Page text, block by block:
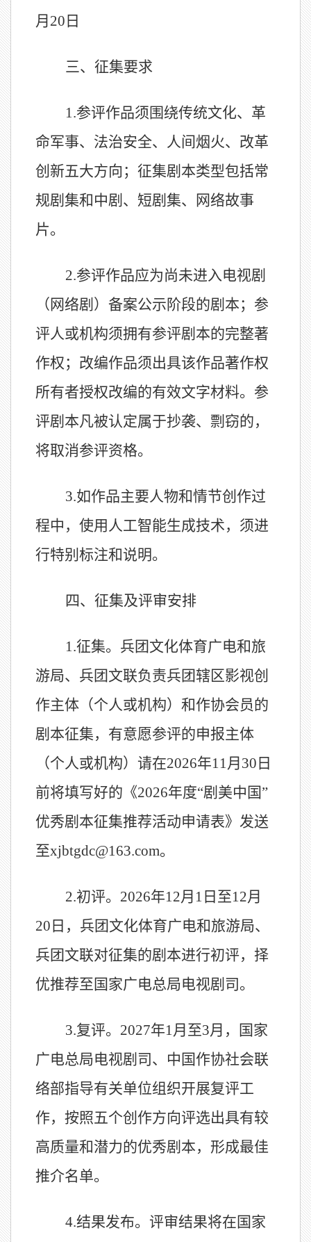
月 20 日
三、征集要求
1.参评作品须围绕传统文化、革
命军事、法治安全、人间烟火、改革
创新五大方向；征集剧本类型包括常
规剧集和中剧、短剧集、网络故事
片。
2.参评作品应为尚未进入电视剧
（网络剧）备案公示阶段的剧本；参
评人或机构须拥有参评剧本的完整著
作权；改编作品须出具该作品著作权
所有者授权改编的有效文字材料。参
评剧本凡被认定属于抄袭、剽窃的，
将取消参评资格。
3.如作品主要人物和情节创作过
程中，使用人工智能生成技术，须进
行特别标注和说明。
四、征集及评审安排
1.征集。 兵团文化体育广电和旅
游局、兵团文联负责兵团辖区影视创
作主体（个人或机构）和作协会员的
剧本征集， 有意愿参评的申报主体
（个人或机构） 请在2026年11月 30 日
前将填写好的《2026年度“剧美中国”
优秀剧本征集推荐活动申请表》发送
至xjbtgdc@163.com。
2.初评。 2026年12月 1 日至12月
20 日， 兵团文化体育广电和旅游局、
兵团文联对征集的剧本进行初评，择
优推荐至国家广电总局电视剧司。
3.复评。 2027年1月至3月 ，国家
广电总局电视剧司、中国作协社会联
络部指导有关单位组织开展复评工
作，按照五个创作方向评选出具有较
高质量和潜力的优秀剧本，形成最佳
推介名单。
4.结果发布。评审结果将在国家